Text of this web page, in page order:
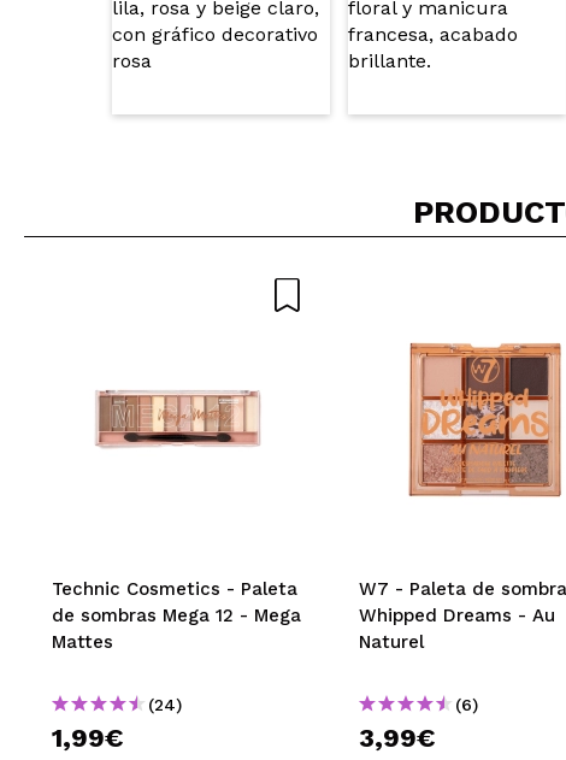
Technic Cosmetics - Paleta
de sombras Mega 12 - Mega
Mattes
(24)
1,99€
W7 - Paleta de
Whipped Dreams - Au
Naturel
(6)
3,99€